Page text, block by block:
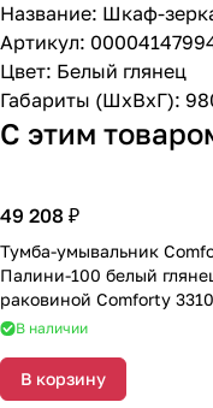
Название: Шкаф-
Артикул:
Цвет: Белый глянец
Габариты (ШхВхГ):
С этим
49 208 ₽
Тумба-умывальник
Палини-100 белый
раковиной Comforty 3310
В наличии
В корзину